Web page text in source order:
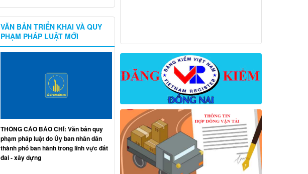
VĂN BẢN TRIỂN KHAI VÀ QUY
PHẠM PHÁP LUẬT MỚI
THÔNG CÁO BÁO CHÍ: Văn bản quy
phạm pháp luật do Ủy ban nhân dân
thành phố ban hành trong lĩnh vực đất
đai - xây dựng